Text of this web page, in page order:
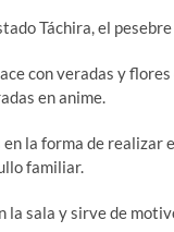
Táchira, el
con veradas y
en anime.
la forma de realizar
familiar.
la sala y sirve de